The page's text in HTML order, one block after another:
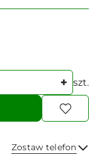
szt.
Zostaw telefon